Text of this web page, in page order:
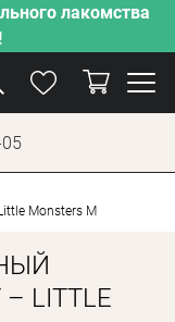
лакомства
Monsters M
LITTLE